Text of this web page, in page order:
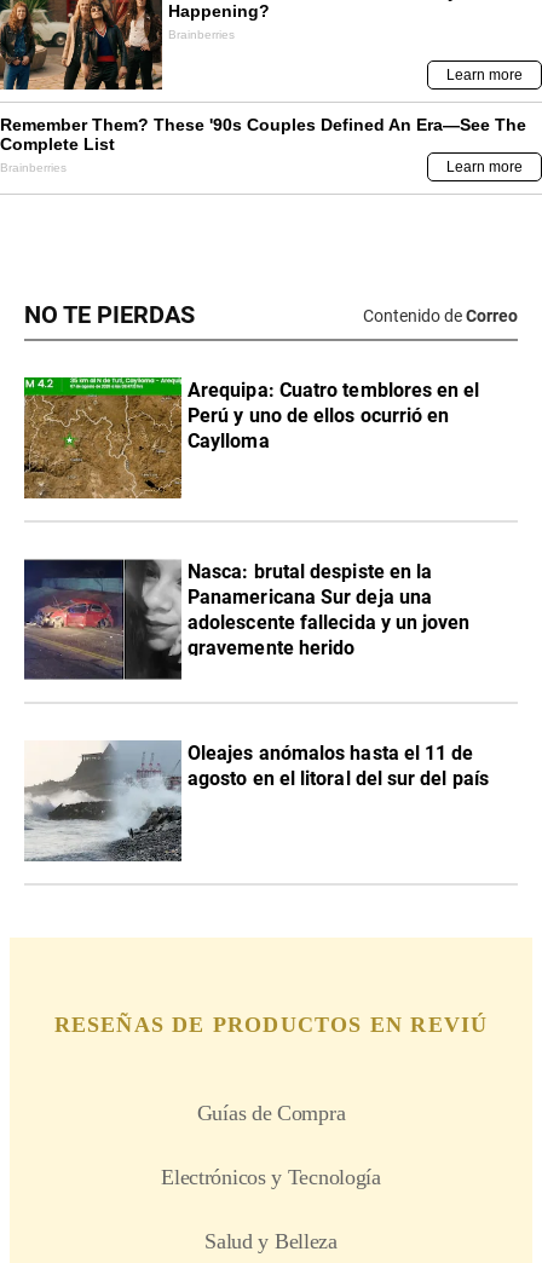
NO TE PIERDAS Contenido deCorreo
Arequipa: Cuatro temblores en el
Perú y uno de ellos ocurrió en
Caylloma
Nasca: brutal despiste en la
Panamericana Sur deja una
adolescente fallecida y un joven
gravemente herido
Oleajes anómalos hasta el 11 de
agosto en el litoral del sur del país